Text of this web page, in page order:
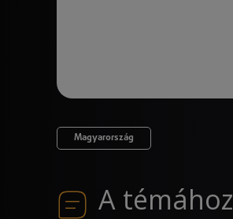
Magyarország
A témához